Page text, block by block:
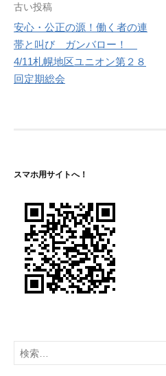
投
稿
ナ
ビ
ョ
ン
古い投稿
安心・公正の源！働く者の連
帯と叫び ガンバロー！
4/11札幌地区ユニオン第２８
回定期総会
スマホ用サイトへ！
検
索: